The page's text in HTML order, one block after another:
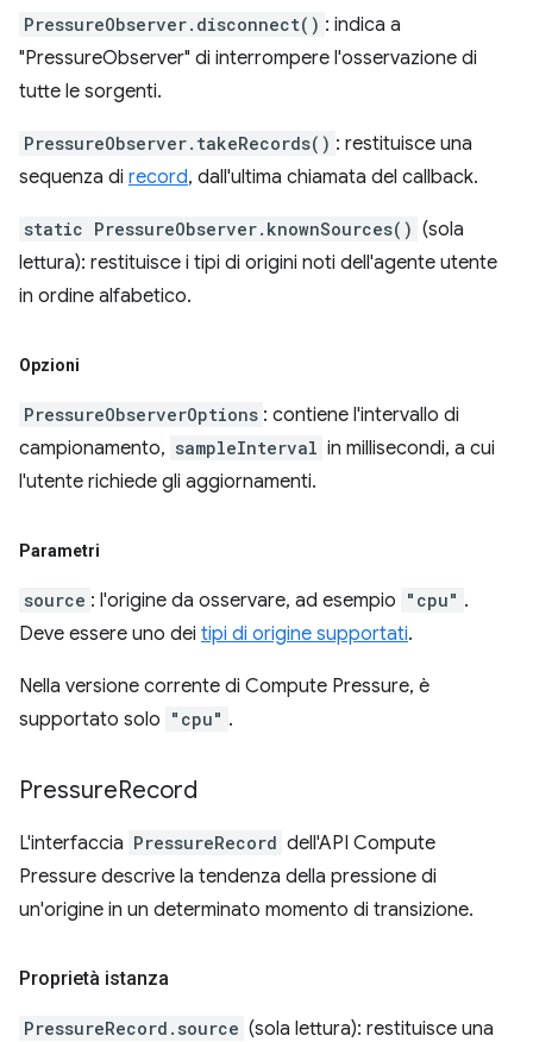
PressureObserver.disconnect() : indica a
"PressureObserver" di interrompere l'osservazione di
tutte le sorgenti.
PressureObserver.takeRecords() : restituisce una
sequenza di record, dall'ultima chiamata del callback.
static PressureObserver.knownSources() (sola
lettura): restituisce i tipi di origini noti dell'agente utente
in ordine alfabetico.
Opzioni
PressureObserverOptions : contiene l'intervallo di
campionamento, sampleInterval in millisecondi, a cui
l'utente richiede gli aggiornamenti.
Parametri
source : l'origine da osservare, ad esempio "cpu" .
Deve essere uno dei tipi di origine supportati.
Nella versione corrente di Compute Pressure, è
supportato solo "cpu" .
PressureRecord
L'interfaccia PressureRecord dell'API Compute
Pressure descrive la tendenza della pressione di
un'origine in un determinato momento di transizione.
Proprietà istanza
PressureRecord.source (sola lettura): restituisce una